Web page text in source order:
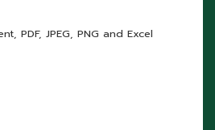
PDF, JPEG, PNG and Excel